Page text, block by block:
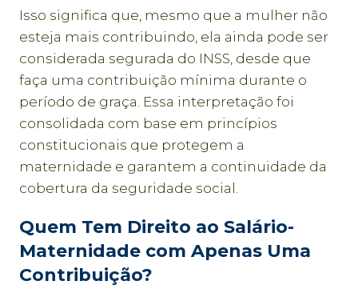
Isso significa que, mesmo que a mulher não
esteja mais contribuindo, ela ainda pode ser
considerada segurada do INSS, desde que
faça uma contribuição mínima durante o
período de graça. Essa interpretação foi
consolidada com base em princípios
constitucionais que protegem a
maternidade e garantem a continuidade da
cobertura da seguridade social.
Quem Tem Direito ao Salário-
Maternidade com Apenas Uma
Contribuição?